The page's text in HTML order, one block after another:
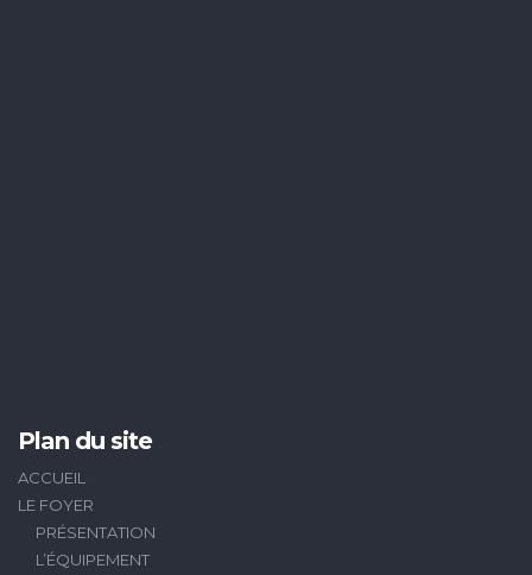
Plan du site
ACCUEIL
LE FOYER
PRÉSENTATION
L’ÉQUIPEMENT